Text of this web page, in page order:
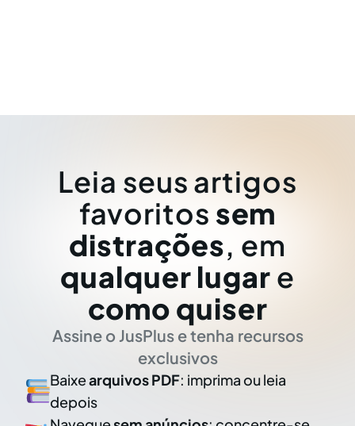
Leia seus artigos
favoritos sem
distrações, em
qualquer lugar e
como quiser
Assine o JusPlus e tenha recursos
exclusivos
Baixearquivos PDF: imprima ou leia
depois